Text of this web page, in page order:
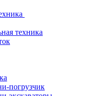
техника
погрузчик